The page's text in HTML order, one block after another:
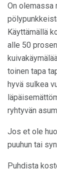
On olemassa
Käyttämällä
alle 50
toinen tapa
hyvä sulkea
ryhtyvän
Jos et ole
puuhun tai
Puhdista